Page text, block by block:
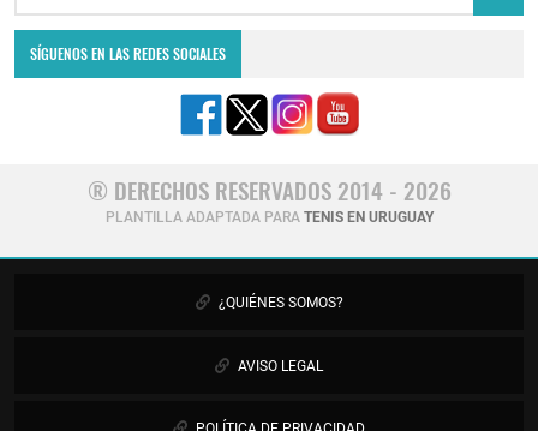
SÍGUENOS EN LAS REDES SOCIALES
® DERECHOS RESERVADOS 2014 - 2026
PLANTILLA ADAPTADA PARA TENIS EN URUGUAY
¿QUIÉNES SOMOS?
AVISO LEGAL